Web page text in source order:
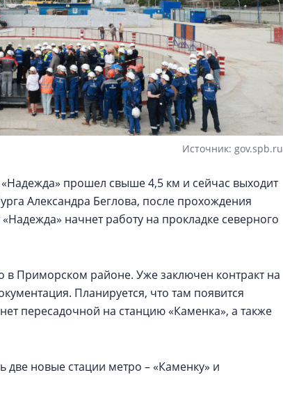
Источник: gov.spb.ru
прошел свыше 4,5 км и сейчас выходит
Александра Беглова, после прохождения
начнет работу на прокладке северного
Приморском районе. Уже заключен контракт на
Планируется, что там появится
пересадочной на станцию «Каменка», а также
новые стации метро – «Каменку» и